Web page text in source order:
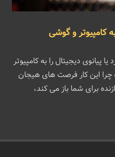
کامپیوتر و گوشی
پیانوی دیجیتال را به کامپیوتر
چرا این کار فرصت های هیجان
برای شما باز می کند،